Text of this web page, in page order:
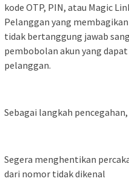
kode OTP, PIN, atau Magic
Pelanggan yang
tidak bertanggung jawab
pembobolan akun yang
pelanggan.
Sebagai langkah
Segera menghentikan
dari nomor tidak dikenal